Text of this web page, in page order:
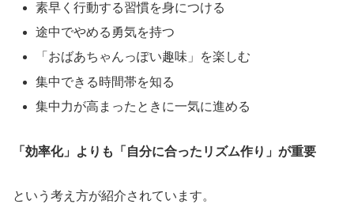
素早く行動する習慣を身につける
途中でやめる勇気を持つ
「おばあちゃんっぽい趣味」を楽しむ
集中できる時間帯を知る
集中力が高まったときに一気に進める
「効率化」よりも「自分に合ったリズム作り」が重要
という考え方が紹介されています。